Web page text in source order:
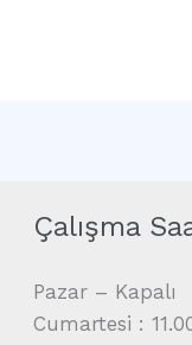
Çalışma
Pazar – Kapalı
Cumartesi :